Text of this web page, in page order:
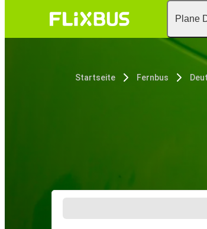
Plane
Startseite Fernbus